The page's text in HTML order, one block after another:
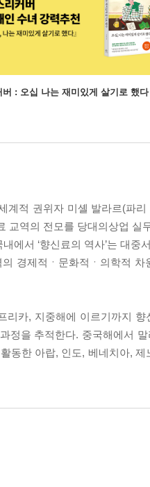
버 : 오십 나는 재미있게 살기로 했다
계적 권위자 미셸 발라르(파
교역의 전모를 당대의상업 실
에서 ‘향신료의 역사’는 대
경제적ㆍ문화적ㆍ의학적
카, 지중해에 이르기까지
정을 추적한다. 중국해에서
동한 아랍, 인도, 베네치아,